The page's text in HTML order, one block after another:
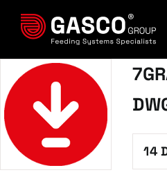
contenuto
14